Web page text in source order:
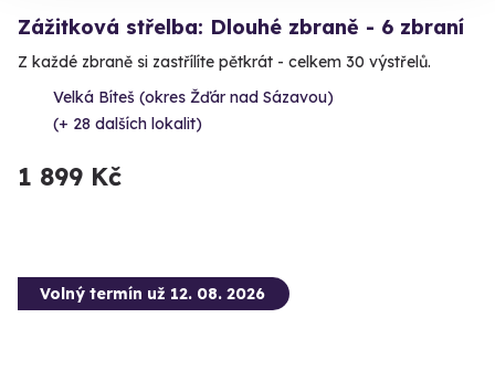
Zážitková střelba: Dlouhé zbraně - 6 zbraní
Z každé zbraně si zastřílíte pětkrát - celkem 30 výstřelů.
Velká Bíteš (okres Žďár nad Sázavou)
(+ 28 dalších lokalit)
1 899 Kč
Volný termín už 12. 08. 2026